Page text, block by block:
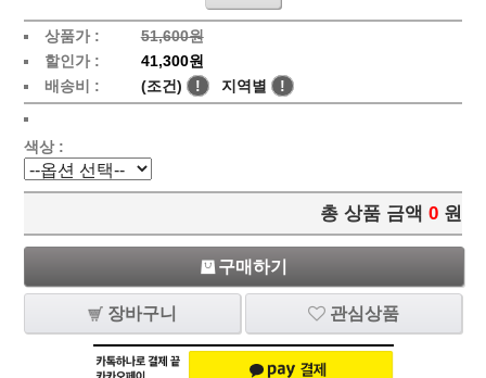
상품가 :
51,600원
할인가 :
41,300원
배송비 :
(조건) ! 지역별 !
색상 :
총 상품 금액 0 원
구매하기
장바구니 관심상품